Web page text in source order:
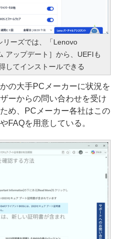
リーズでは、「Lenovo
アップデート］から、UEFIも
してインストールできる
の大手PCメーカーに状況を
ーからの問い合わせを受け
め、PCメーカー各社はこの
FAQを用意している。